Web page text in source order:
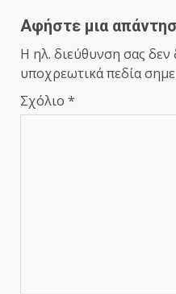
Αφήστε μια
Η ηλ. διεύθυνση σας δεν
υποχρεωτικά πεδία
Σχόλιο *